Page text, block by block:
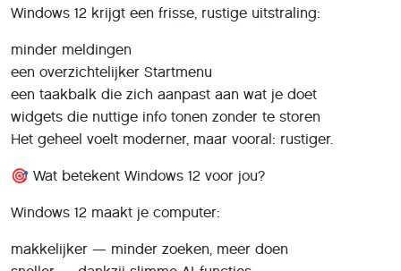
Windows 12 krijgt een frisse, rustige uitstraling:
minder meldingen
een overzichtelijker Startmenu
een taakbalk die zich aanpast aan wat je doet
widgets die nuttige info tonen zonder te storen
Het geheel voelt moderner, maar vooral: rustiger.
🎯 Wat betekent Windows 12 voor jou?
Windows 12 maakt je computer:
makkelijker — minder zoeken, meer doen